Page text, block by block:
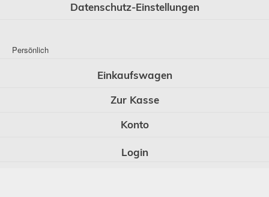
Datenschutz-Einstellungen
Persönlich
Einkaufswagen
Zur Kasse
Konto
Login